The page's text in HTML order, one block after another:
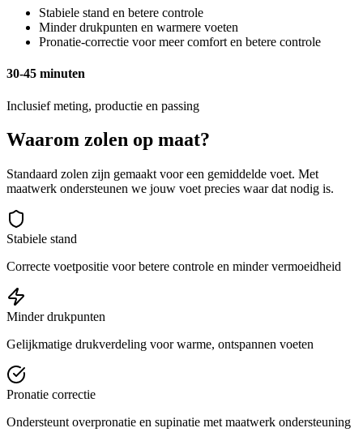
Stabiele stand en betere controle
Minder drukpunten en warmere voeten
Pronatie-correctie voor meer comfort en betere controle
30-45 minuten
Inclusief meting, productie en passing
Waarom zolen op maat?
Standaard zolen zijn gemaakt voor een gemiddelde voet. Met
maatwerk ondersteunen we jouw voet precies waar dat nodig is.
Stabiele stand
Correcte voetpositie voor betere controle en minder vermoeidheid
Minder drukpunten
Gelijkmatige drukverdeling voor warme, ontspannen voeten
Pronatie correctie
Ondersteunt overpronatie en supinatie met maatwerk ondersteuning